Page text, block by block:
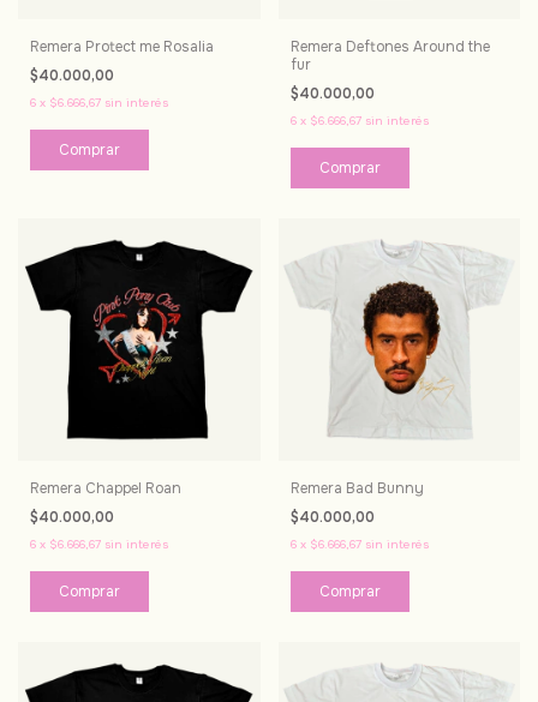
Remera Protect me Rosalia
$40.000,00
6 x $6.666,67 sin interés
Comprar
Remera Deftones Around the
fur
$40.000,00
6 x $6.666,67 sin interés
Comprar
Remera Chappel Roan
$40.000,00
6 x $6.666,67 sin interés
Comprar
Remera Bad Bunny
$40.000,00
6 x $6.666,67 sin interés
Comprar